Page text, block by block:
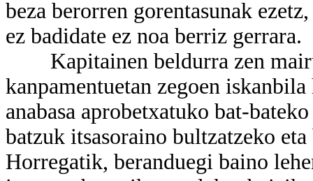
beza berorren gorentasunak
ez badidate ez noa berriz gerrara.
Kapitainen beldurra zen
kanpamentuetan zegoen
anabasa aprobetxatuko bat-
batzuk itsasoraino bultzatzeko
Horregatik, beranduegi baino